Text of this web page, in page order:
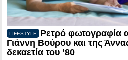
LIFESTYLE
Ρετρό φωτογραφία
Γιάννη Βούρου και της
δεκαετία του ’80